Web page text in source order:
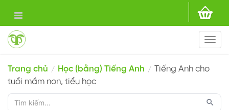
Trang chủ / Học (bằng) Tiếng Anh / Tiếng Anh cho
tuổi mầm non, tiểu học
search